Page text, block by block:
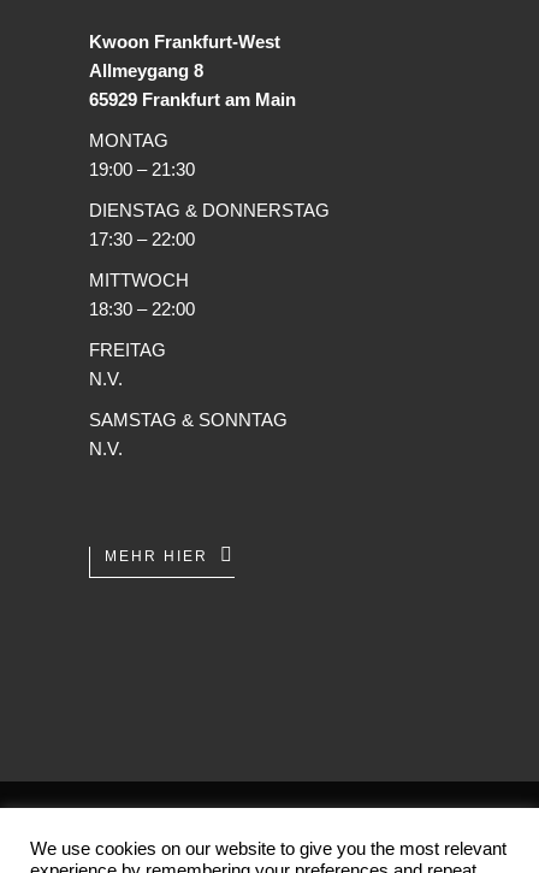
Kwoon Frankfurt-West
Allmeygang 8
65929 Frankfurt am Main
MONTAG
19:00 – 21:30
DIENSTAG & DONNERSTAG
17:30 – 22:00
MITTWOCH
18:30 – 22:00
FREITAG
N.V.
SAMSTAG & SONNTAG
N.V.
MEHR HIER
We use cookies on our website to give you the most relevant